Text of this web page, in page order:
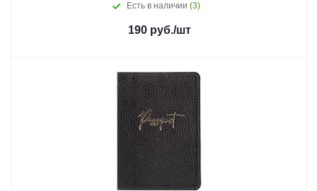
Есть в наличии (3)
190руб./шт